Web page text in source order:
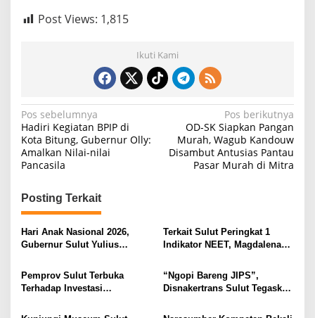
Post Views: 1,815
Ikuti Kami
N
a
v
g
a
s
p
o
Pos sebelumnya
Hadiri Kegiatan BPIP di
Kota Bitung, Gubernur Olly:
Amalkan Nilai-nilai
Pancasila
Pos berikutnya
OD-SK Siapkan Pangan
Murah, Wagub Kandouw
Disambut Antusias Pantau
Pasar Murah di Mitra
Posting Terkait
Hari Anak Nasional 2026,
Gubernur Sulut Yulius
Ruang Aman Bagi Anak, di
Lingkungan Fisik Maupun di
Ruang Digital
Terkait Sulut Peringkat 1
Indikator NEET, Magdalena
Secara Proposional, Agar
Tidak Timbul Persepsi Keliru
Pemprov Sulut Terbuka
Terhadap Investasi
“Ngopi Bareng JIPS”,
Disnakertrans Sulut Tegaskan
Pekerja dari Ancaman PHK